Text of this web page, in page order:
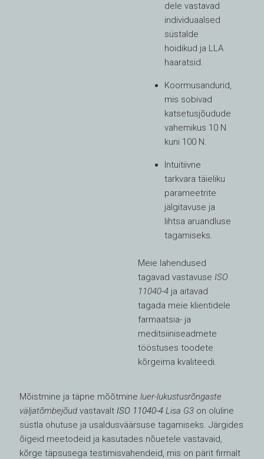
dele vastavad
individuaalsed
süstalde
hoidikud ja LLA
haaratsid.
Koormusandurid,
mis sobivad
katsetusjõudude
vahemikus 10 N
kuni 100 N.
Intuitiivne
tarkvara täieliku
parameetrite
jälgitavuse ja
lihtsa aruandluse
tagamiseks.
Meie lahendused
tagavad vastavuse ISO
11040-4 ja aitavad
tagada meie klientidele
farmaatsia- ja
meditsiiniseadmete
tööstuses toodete
kõrgeima kvaliteedi.
Mõistmine ja täpne mõõtmineluer-lukustusrõngaste
väljatõmbejõud vastavalt ISO 11040-4 Lisa G3 on oluline
süstla ohutuse ja usaldusväärsuse tagamiseks. Järgides
õigeid meetodeid ja kasutades nõuetele vastavaid,
kõrge täpsusega testimisvahendeid, mis on pärit firmalt